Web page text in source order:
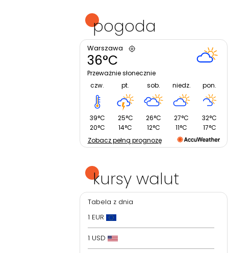
pogoda
Warszawa
36°C
Przeważnie słonecznie
czw.
39°C
20°C
pt.
25°C
14°C
sob.
26°C
12°C
niedz.
27°C
11°C
pon.
32°C
17°C
Zobacz pełną prognozę
kursy walut
Tabela z dnia
1 EUR
1 USD